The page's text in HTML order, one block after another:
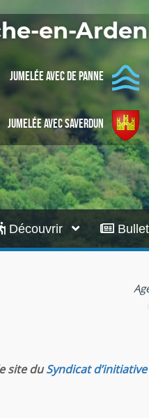
en-
Jumelée avec De Panne
Jumelée avec Saverdun
Découvrir
site duSyndicat d’initiative